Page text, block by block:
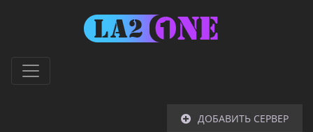
ДОБАВИТЬ СЕРВЕР